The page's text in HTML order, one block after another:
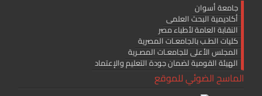
جامعة أسوان
أكاديمية البحث العلمى
النقابة العامة لأطباء مصر
كليات الطـب بالجامعـات المصرية
المجلس الأعلى للجامعـات المصـرية
الهيئة القومية لضمان جودة التعليم والإعتماد
الماسح الضوئي للموقع